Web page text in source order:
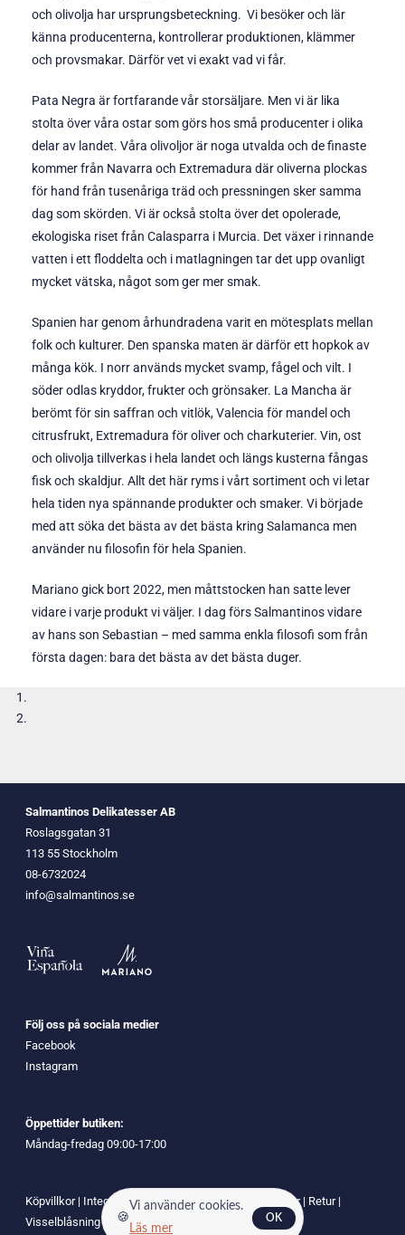
och olivolja har ursprungsbeteckning. Vi besöker och lär
känna producenterna, kontrollerar produktionen, klämmer
och provsmakar. Därför vet vi exakt vad vi får.
Pata Negra är fortfarande vår storsäljare. Men vi är lika
stolta över våra ostar som görs hos små producenter i olika
delar av landet. Våra olivoljor är noga utvalda och de finaste
kommer från Navarra och Extremadura där oliverna plockas
för hand från tusenåriga träd och pressningen sker samma
dag som skörden. Vi är också stolta över det opolerade,
ekologiska riset från Calasparra i Murcia. Det växer i rinnande
vatten i ett floddelta och i matlagningen tar det upp ovanligt
mycket vätska, något som ger mer smak.
Spanien har genom århundradena varit en mötesplats mellan
folk och kulturer. Den spanska maten är därför ett hopkok av
många kök. I norr används mycket svamp, fågel och vilt. I
söder odlas kryddor, frukter och grönsaker. La Mancha är
berömt för sin saffran och vitlök, Valencia för mandel och
citrusfrukt, Extremadura för oliver och charkuterier. Vin, ost
och olivolja tillverkas i hela landet och längs kusterna fångas
fisk och skaldjur. Allt det här ryms i vårt sortiment och vi letar
hela tiden nya spännande produkter och smaker. Vi började
med att söka det bästa av det bästa kring Salamanca men
använder nu filosofin för hela Spanien.
Mariano gick bort 2022, men måttstocken han satte lever
vidare i varje produkt vi väljer. I dag förs Salmantinos vidare
av hans son Sebastian – med samma enkla filosofi som från
första dagen: bara det bästa av det bästa duger.
Salmantinos Delikatesser AB
Roslagsgatan 31
113 55 Stockholm
08-6732024
info@salmantinos.se
Följ oss på sociala medier
Facebook
Instagram
Öppettider butiken:
Måndag-fredag 09:00-17:00
Köpvillkor| Integritetspolicy|Cookies|Leveransvillkor| Retur|
Visselblåsning| Tillgänglighet
🍪
Vi använder cookies.
Läs mer
OK